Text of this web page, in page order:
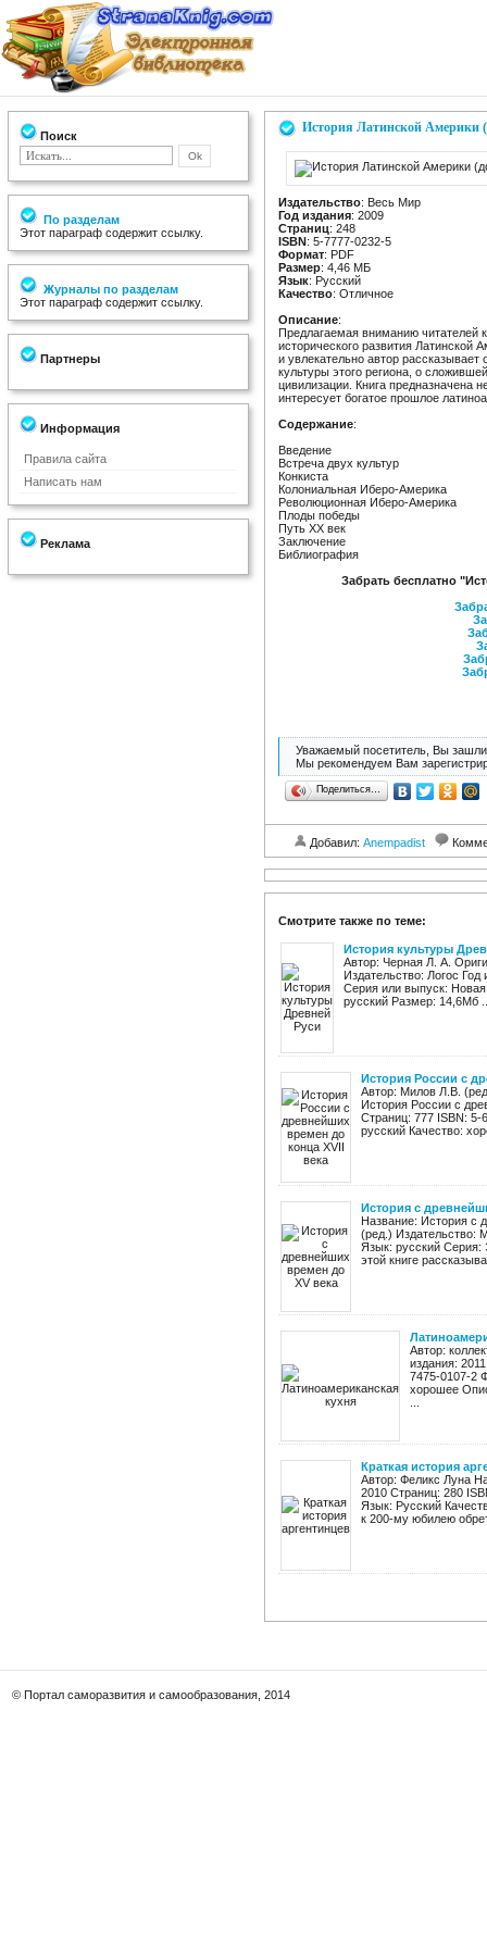
Поиск
По разделам
Этот параграф содержит ссылку.
Журналы по разделам
Этот параграф содержит ссылку.
Партнеры
Информация
Правила сайта
Написать нам
Реклама
История Латинской Америки
Издательство: Весь Мир
Год издания: 2009
Страниц: 248
ISBN: 5-7777-0232-5
Формат: PDF
Размер: 4,46 МБ
Язык: Русский
Качество: Отличное
Описание:
Предлагаемая вниманию читателей
исторического развития
и увлекательно автор рассказывает
культуры этого региона, о
цивилизации. Книга предназначена
интересует богатое прошлое
Содержание:
Введение
Встреча двух культур
Конкиста
Колониальная Иберо-Америка
Революционная Иберо-Америка
Плоды победы
Путь XX век
Заключение
Библиография
Забрать бесплатно
Уважаемый посетитель, Вы зашли
Мы рекомендуем Вам
Поделиться…
Добавил: Anempadist
Смотрите также по теме:
История культуры
Автор: Черная Л. А.
Издательство: Логос
Серия или выпуск:
русский Размер: 14,6Мб
История России с
Автор: Милов Л.В.
История России с
Страниц: 777 ISBN:
русский Качество:
История с
Название: История с
(ред.) Издательство:
Язык: русский
этой книге
Автор:
издания:
7475-0107-2
хорошее
Краткая история
Автор: Феликс Луна
2010 Страниц: 280
Язык: Русский
к 200-му юбилею
© Портал саморазвития и самообразования, 2014